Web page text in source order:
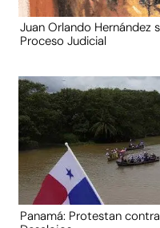
Juan Orlando Hernández
Proceso Judicial
Panamá: Protestan